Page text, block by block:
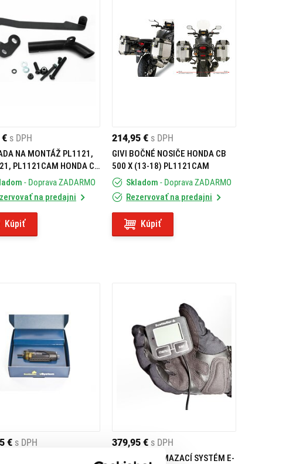
€ s DPH
NA MONTÁŽ PL1121,
PL1121CAM HONDA CB
18) PL1121KIT
- Doprava ZADARMO
na predajni
Kúpiť
214,95 € s DPH
GIVI BOČNÉ NOSIČE HONDA CB
500 X (13-18) PL1121CAM
Skladom - Doprava ZADARMO
Rezervovať na predajni
Kúpiť
€ s DPH 379,95 € s DPH
SCOTTOILER MAZACÍ SYSTÉM E-